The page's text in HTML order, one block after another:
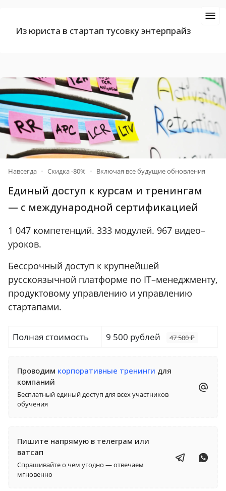
Из юриста в стартап тусовку энтерпрайз
Навсегда • Скидка -80% • Включая все будущие обновления
Единый доступ к курсам и тренингам
— c международной сертификацией
1 047 компетенций. 333 модулей. 967 видео–
уроков.
Бессрочный доступ к крупнейшей
русскоязычной платформе по IT–менеджменту,
продуктовому управлению и управлению
стартапами.
Полная стоимость 9 500 рублей 47 500 ₽
Проводим корпоративные тренинги для
компаний
Бесплатный единый доступ для всех участников
обучения
Пишите напрямую в телеграм или
ватсап
Спрашивайте о чем угодно — отвечаем
мгновенно